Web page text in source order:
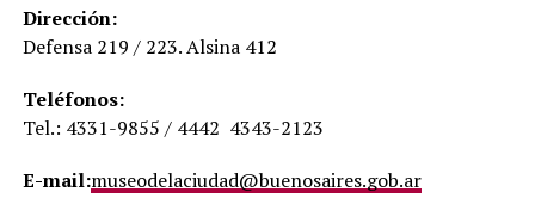
Dirección:
Defensa 219 / 223. Alsina 412
Teléfonos:
Tel.: 4331-9855 / 4442 4343-2123
E-mail:museodelaciudad@buenosaires.gob.ar